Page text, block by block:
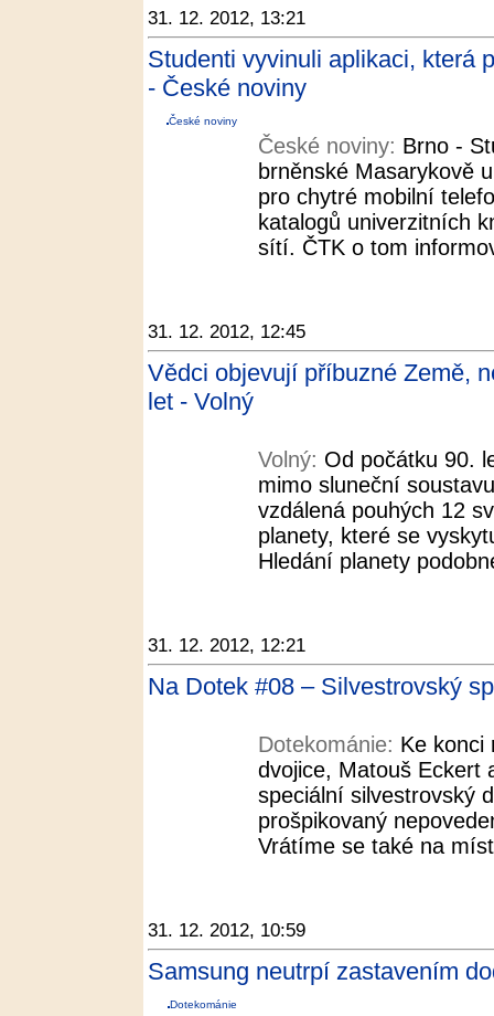
31. 12. 2012, 13:21
Studenti vyvinuli aplikaci, která
- České noviny
České noviny
České noviny: Brno -
brněnské Masarykově
pro chytré mobilní
katalogů univerzitních
sítí. ČTK o tom
31. 12. 2012, 12:45
Vědci objevují příbuzné Země,
let - Volný
Volný: Od počátku 90.
mimo sluneční
vzdálená pouhých 12
planety, které se
Hledání planety
31. 12. 2012, 12:21
Na Dotek #08 – Silvestrovský
Dotekománie: Ke konci
dvojice, Matouš Eckert
speciální silvestrovský
prošpikovaný
Vrátíme se také na
31. 12. 2012, 10:59
Samsung neutrpí zastavením
Dotekománie